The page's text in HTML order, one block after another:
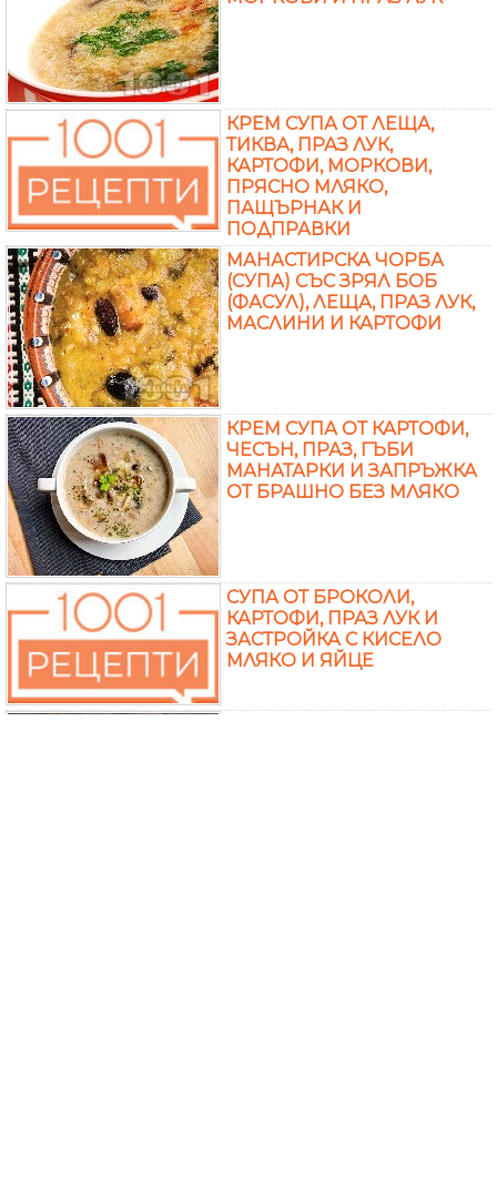
КРЕМ СУПА ОТ ЛЕЩА,
ТИКВА, ПРАЗ ЛУК,
КАРТОФИ, МОРКОВИ,
ПРЯСНО МЛЯКО,
ПАЩЪРНАК И
ПОДПРАВКИ
МАНАСТИРСКА ЧОРБА
(СУПА) СЪС ЗРЯЛ БОБ
(ФАСУЛ), ЛЕЩА, ПРАЗ ЛУК,
МАСЛИНИ И КАРТОФИ
КРЕМ СУПА ОТ КАРТОФИ,
ЧЕСЪН, ПРАЗ, ГЪБИ
МАНАТАРКИ И ЗАПРЪЖКА
ОТ БРАШНО БЕЗ МЛЯКО
СУПА ОТ БРОКОЛИ,
КАРТОФИ, ПРАЗ ЛУК И
ЗАСТРОЙКА С КИСЕЛО
МЛЯКО И ЯЙЦЕ